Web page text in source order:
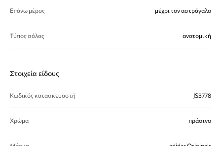
Επάνω μέρος μέχρι τον αστράγαλο
Τύπος σόλας ανατομική
Στοιχεία είδους
Κωδικός κατασκευαστή JS3778
Χρώμα πράσινο